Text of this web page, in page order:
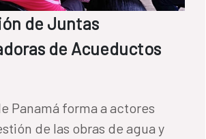
de Juntas
de Acueductos
Panamá forma a actores
de las obras de agua y